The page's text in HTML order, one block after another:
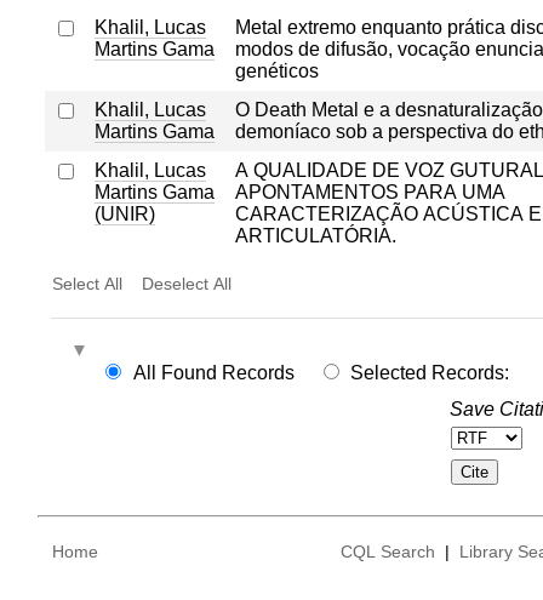
Khalil, Lucas
Martins Gama
Metal extremo enquanto prática
modos de difusão, vocação
genéticos
Khalil, Lucas
Martins Gama
O Death Metal e a
demoníaco sob a perspectiva do
Khalil, Lucas
Martins Gama
(UNIR)
A QUALIDADE DE VOZ
APONTAMENTOS PARA UMA
CARACTERIZAÇÃO ACÚSTICA E
ARTICULATÓRIA.
Select All Deselect All
All Found Records
Selected Records:
Save
Home CQL Search | Library